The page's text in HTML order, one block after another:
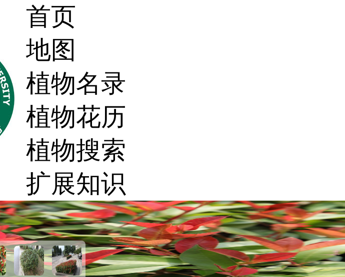
首页
地图
植物名录
植物花历
植物搜索
扩展知识